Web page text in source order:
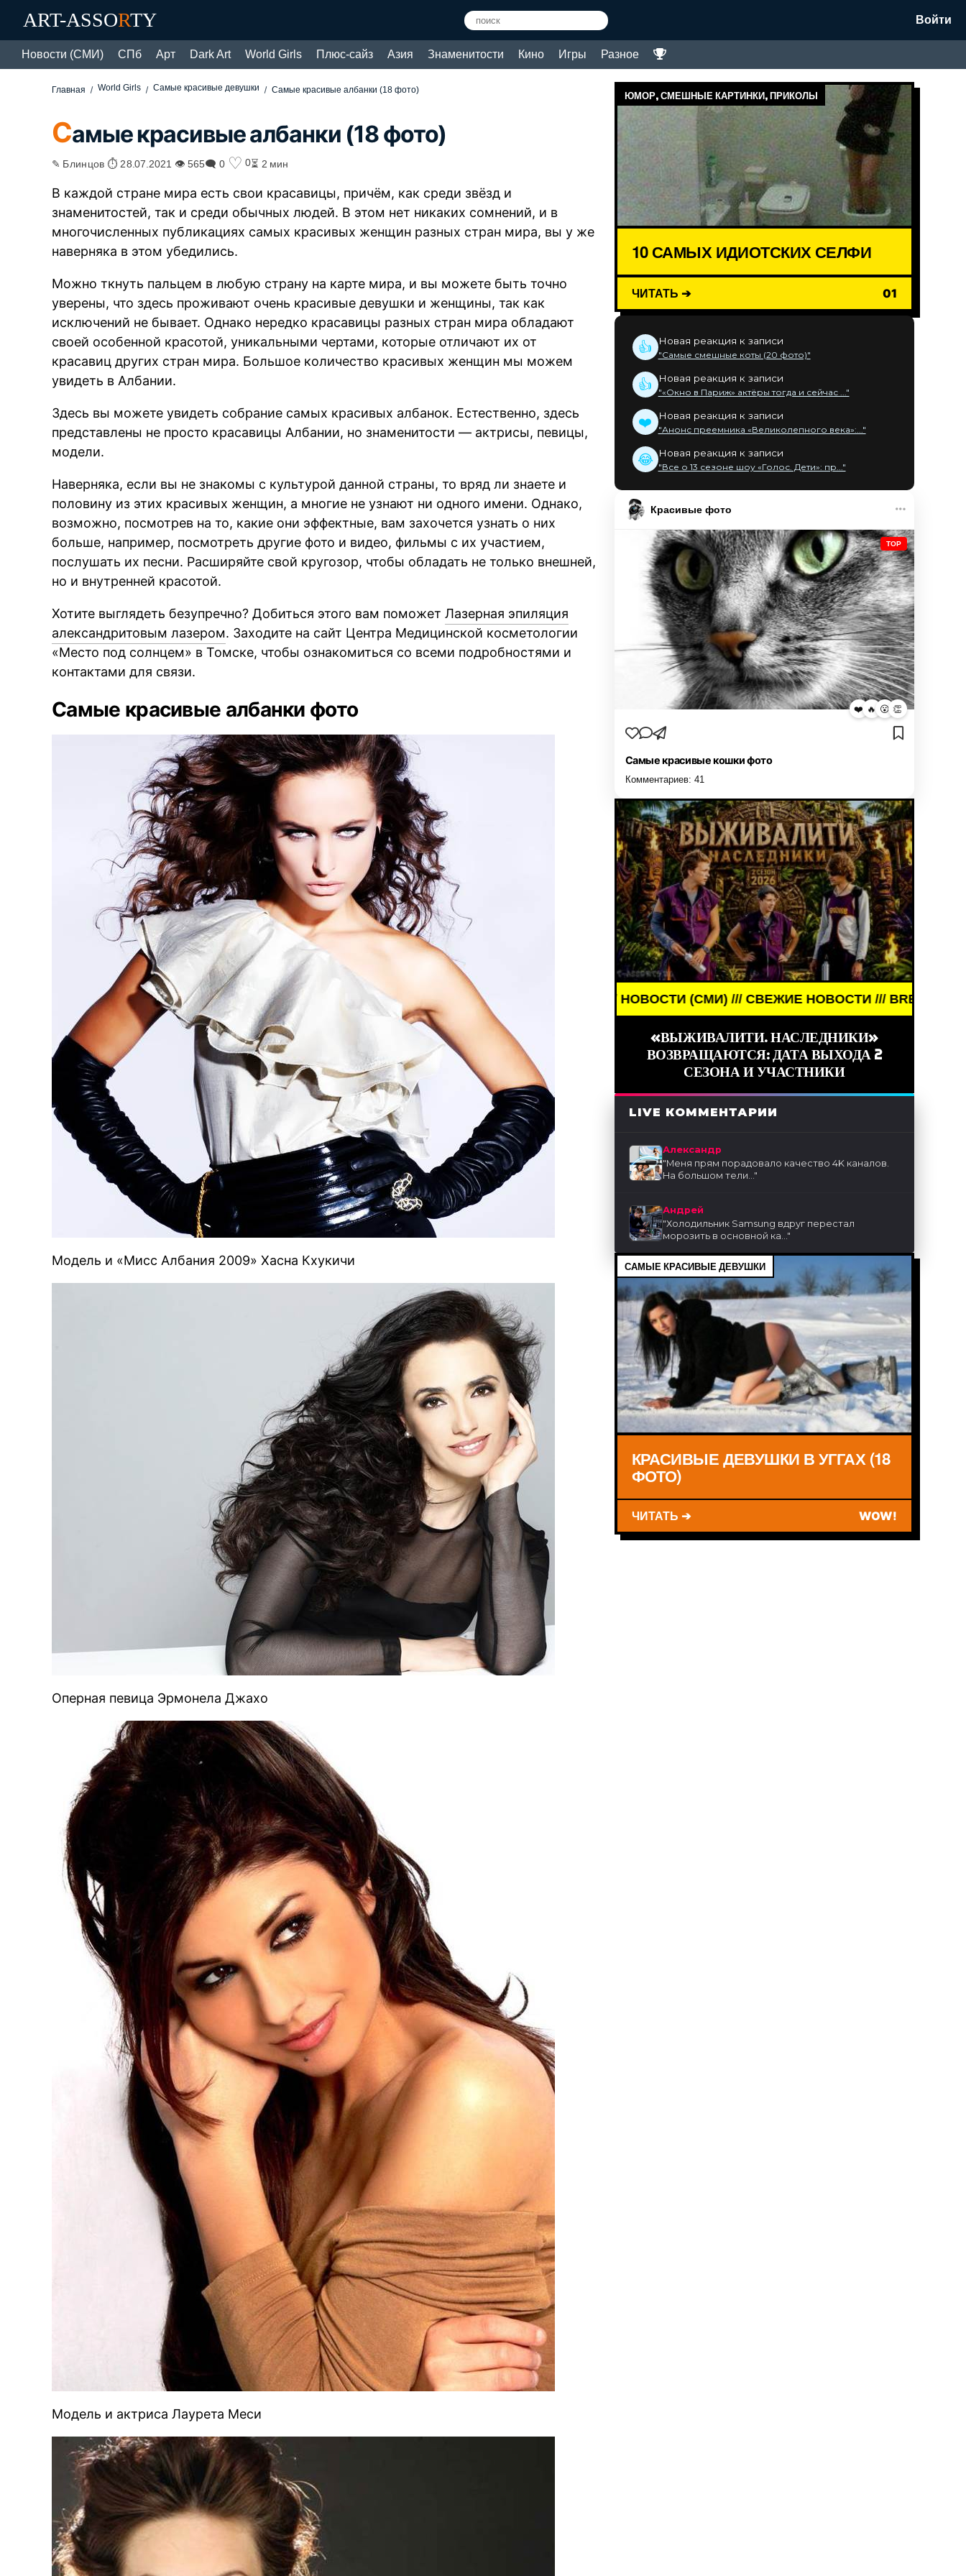
ART-ASSORTY Войти
Новости (СМИ) СПб Арт Dark Art World Girls Плюс-сайз Азия Знаменитости Кино Игры Разное
Главная World Girls Самые красивые девушки Самые красивые албанки (18 фото)
Самые красивые албанки (18 фото)
✎ Блинцов ⏱ 28.07.2021 👁 565🗨 0 ♡ 0⏳ 2 мин
В каждой стране мира есть свои красавицы, причём, как среди звёзд и
знаменитостей, так и среди обычных людей. В этом нет никаких сомнений, и в
многочисленных публикациях самых красивых женщин разных стран мира, вы у же
наверняка в этом убедились.
Можно ткнуть пальцем в любую страну на карте мира, и вы можете быть точно
уверены, что здесь проживают очень красивые девушки и женщины, так как
исключений не бывает. Однако нередко красавицы разных стран мира обладают
своей особенной красотой, уникальными чертами, которые отличают их от
красавиц других стран мира. Большое количество красивых женщин мы можем
увидеть в Албании.
Здесь вы можете увидеть собрание самых красивых албанок. Естественно, здесь
представлены не просто красавицы Албании, но знаменитости — актрисы, певицы,
модели.
Наверняка, если вы не знакомы с культурой данной страны, то вряд ли знаете и
половину из этих красивых женщин, а многие не узнают ни одного имени. Однако,
возможно, посмотрев на то, какие они эффектные, вам захочется узнать о них
больше, например, посмотреть другие фото и видео, фильмы с их участием,
послушать их песни. Расширяйте свой кругозор, чтобы обладать не только внешней,
но и внутренней красотой.
Хотите выглядеть безупречно? Добиться этого вам поможетЛазерная эпиляция
александритовым лазером. Заходите на сайт Центра Медицинской косметологии
«Место под солнцем» в Томске, чтобы ознакомиться со всеми подробностями и
контактами для связи.
Самые красивые албанки фото
Модель и «Мисс Албания 2009» Хасна Кхукичи
Оперная певица Эрмонела Джахо
Модель и актриса Лаурета Меси
ЮМОР, СМЕШНЫЕ КАРТИНКИ, ПРИКОЛЫ
10 САМЫХ ИДИОТСКИХ СЕЛФИ
ЧИТАТЬ ➔ 01
👍 Новая реакция к записи
"Самые смешные коты (20 фото)"
👍 Новая реакция к записи
"«Окно в Париж» актёры тогда и сейчас ..."
❤️ Новая реакция к записи
"Анонс преемника «Великолепного века»:..."
😂 Новая реакция к записи
"Все о 13 сезоне шоу «Голос. Дети»: пр..."
Красивые фото
TOP
❤️ 🔥 😮 👏
Самые красивые кошки фото
Комментариев: 41
BREAKING NEWS /// НОВОСТИ (СМИ) /// СВЕЖИЕ НОВОСТИ /// BREAKING NEWS ///
«ВЫЖИВАЛИТИ. НАСЛЕДНИКИ»
ВОЗВРАЩАЮТСЯ: ДАТА ВЫХОДА 2
СЕЗОНА И УЧАСТНИКИ
LIVE КОММЕНТАРИИ
Александр
"Меня прям порадовало качество 4K каналов.
На большом тели..."
Андрей
"Холодильник Samsung вдруг перестал
морозить в основной ка..."
САМЫЕ КРАСИВЫЕ ДЕВУШКИ
КРАСИВЫЕ ДЕВУШКИ В УГГАХ (18
ФОТО)
ЧИТАТЬ ➔ WOW!